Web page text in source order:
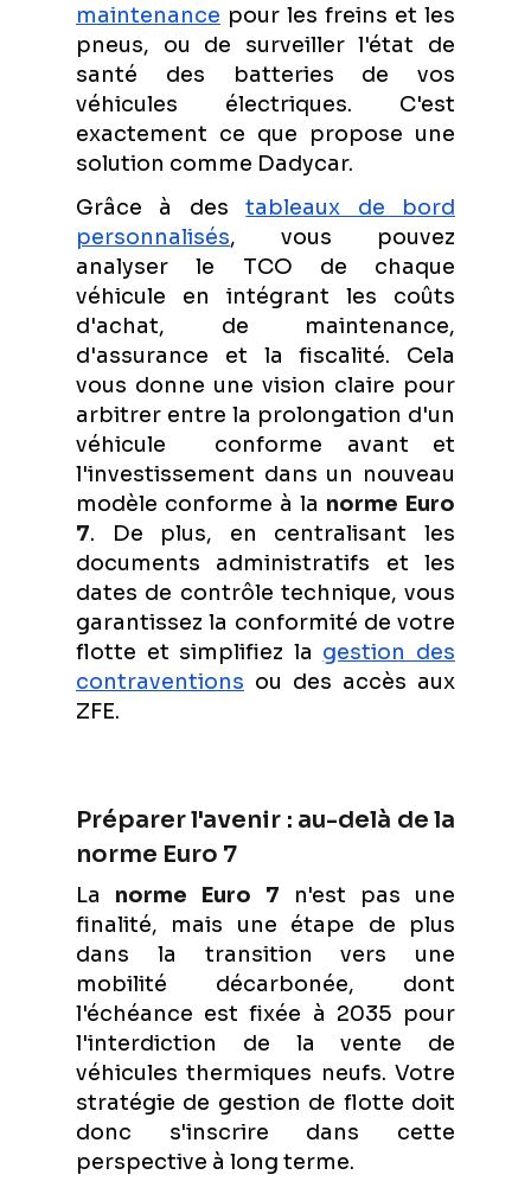
maintenance pour les freins et les
pneus, ou de surveiller l'état de
santé des batteries de vos
véhicules électriques. C'est
exactement ce que propose une
solution comme Dadycar.
Grâce à destableaux de bord
personnalisés, vous pouvez
analyser le TCO de chaque
véhicule en intégrant les coûts
d'achat, de maintenance,
d'assurance et la fiscalité. Cela
vous donne une vision claire pour
arbitrer entre la prolongation d'un
véhicule conforme avant et
l'investissement dans un nouveau
modèle conforme à la norme Euro
7. De plus, en centralisant les
documents administratifs et les
dates de contrôle technique, vous
garantissez la conformité de votre
flotte et simplifiez la gestion des
contraventions ou des accès aux
ZFE.
Préparer l'avenir : au-delà de la
norme Euro 7
La norme Euro 7 n'est pas une
finalité, mais une étape de plus
dans la transition vers une
mobilité décarbonée, dont
l'échéance est fixée à 2035 pour
l'interdiction de la vente de
véhicules thermiques neufs. Votre
stratégie de gestion de flotte doit
donc s'inscrire dans cette
perspective à long terme.